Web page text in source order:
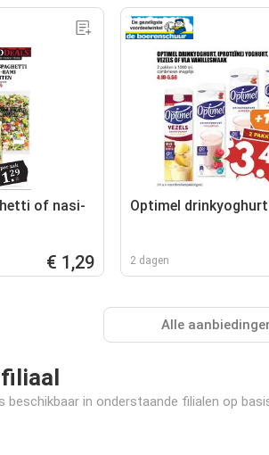
of nasi-
€ 1,29
Optimel drinkyoghurt
2 dagen
Alle
in onderstaande filialen op